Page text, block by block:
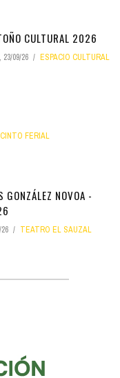
CULTURAL 2026
23/09/26
ESPACIO CULTURAL
FERIAL
GONZÁLEZ NOVOA -
TEATRO EL SAUZAL